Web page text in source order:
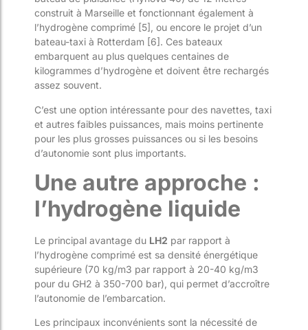
construit à Marseille et fonctionnant également à
l’hydrogène comprimé [5], ou encore le projet d’un
bateau-taxi à Rotterdam [6]. Ces bateaux
embarquent au plus quelques centaines de
kilogrammes d’hydrogène et doivent être rechargés
assez souvent.
C’est une option intéressante pour des navettes, taxi
et autres faibles puissances, mais moins pertinente
pour les plus grosses puissances ou si les besoins
d’autonomie sont plus importants.
Une autre approche :
l’hydrogène liquide
Le principal avantage du LH2 par rapport à
l’hydrogène comprimé est sa densité énergétique
supérieure (70 kg/m3 par rapport à 20-40 kg/m3
pour du GH2 à 350-700 bar), qui permet d’accroître
l’autonomie de l’embarcation.
Les principaux inconvénients sont la nécessité de